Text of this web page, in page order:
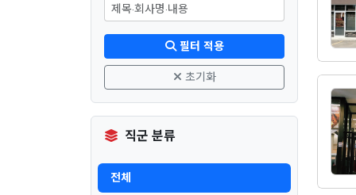
필터 적용
초기화
직군 분류
전체